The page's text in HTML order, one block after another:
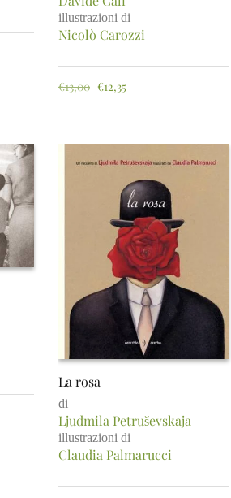
illustrazioni di
Nicolò Carozzi
€13,00 €12,35
La rosa
di
Ljudmila Petruševskaja
illustrazioni di
Claudia Palmarucci